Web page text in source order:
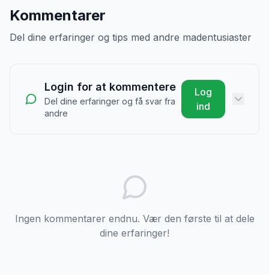
Kommentarer
Del dine erfaringer og tips med andre madentusiaster
Login for at kommentere
Del dine erfaringer og få svar fra
andre
Log
ind
Ingen kommentarer endnu. Vær den første til at dele
dine erfaringer!